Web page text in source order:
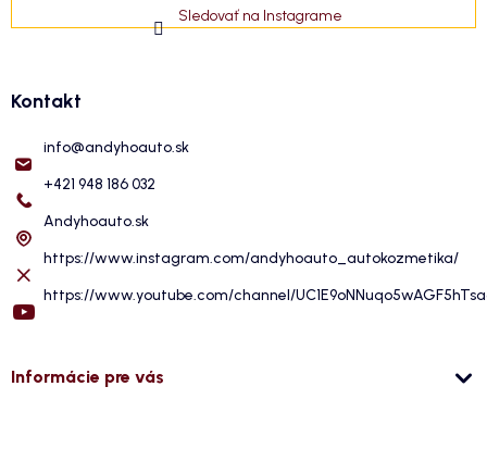
Sledovať na Instagrame
Kontakt
info@andyhoauto.sk
+421 948 186 032
Andyhoauto.sk
https://www.instagram.com/andyhoauto_autokozmetika/
https://www.youtube.com/channel/
Informácie pre vás